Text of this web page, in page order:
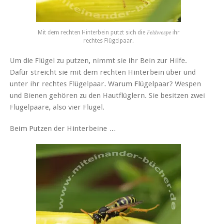
Mit dem rechten Hinterbein putzt sich die Feldwespeihr
rechtes Flügelpaar.
Um die Flügel zu putzen, nimmt sie ihr Bein zur Hilfe.
Dafür streicht sie mit dem rechten Hinterbein über und
unter ihr rechtes Flügelpaar. Warum Flügelpaar? Wespen
und Bienen gehören zu den Hautflüglern. Sie besitzen zwei
Flügelpaare, also vier Flügel.
Beim Putzen der Hinterbeine …